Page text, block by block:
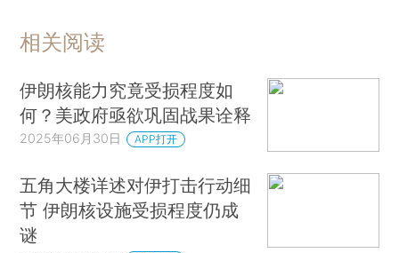
相关阅读
伊朗核能力究竟受损程度如
何？美政府亟欲巩固战果诠释
2025年06月30日 APP打开
五角大楼详述对伊打击行动细
节 伊朗核设施受损程度仍成
谜